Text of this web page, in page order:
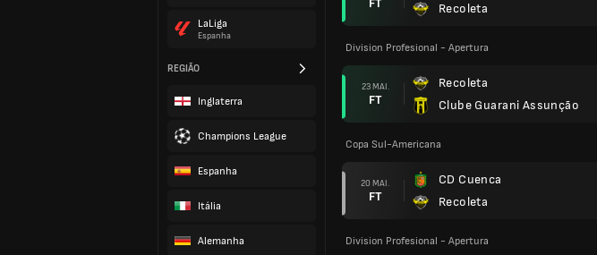
LaLiga
Espanha
REGIÃO
Inglaterra
Champions League
Espanha
Itália
Alemanha
Recoleta
Division Profesional - Apertura
23 MAI.
FT
Recoleta
Clube Guarani Assunção
Copa Sul-Americana
20 MAI.
FT
CD Cuenca
Recoleta
Division Profesional - Apertura